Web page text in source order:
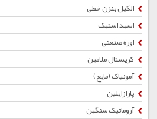
الکیل بنزن خطی
اسید استیک
اوره صنعتی
کریستال ملامین
آمونیاک (مایع)
پارازایلین
آروماتیک سنگین